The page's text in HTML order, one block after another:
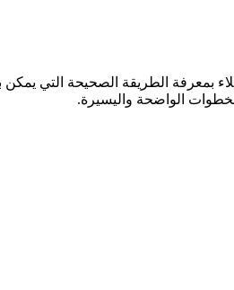
الطريقة الصحيحة التي يمكن
الواضحة واليسيرة.